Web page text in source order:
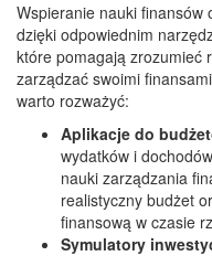
Wspieranie nauki finansów
dzięki odpowiednim
które pomagają zrozumieć
zarządzać swoimi
warto rozważyć:
Aplikacje do
wydatków i
nauki zarządzania
realistyczny budżet
finansową w czasie
Symulatory